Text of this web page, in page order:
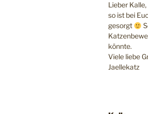
Lieber Kalle,
so ist bei
gesorgt
könnte.
Viele liebe
Jaellekatz